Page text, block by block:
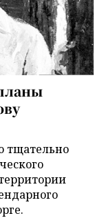
тщательно